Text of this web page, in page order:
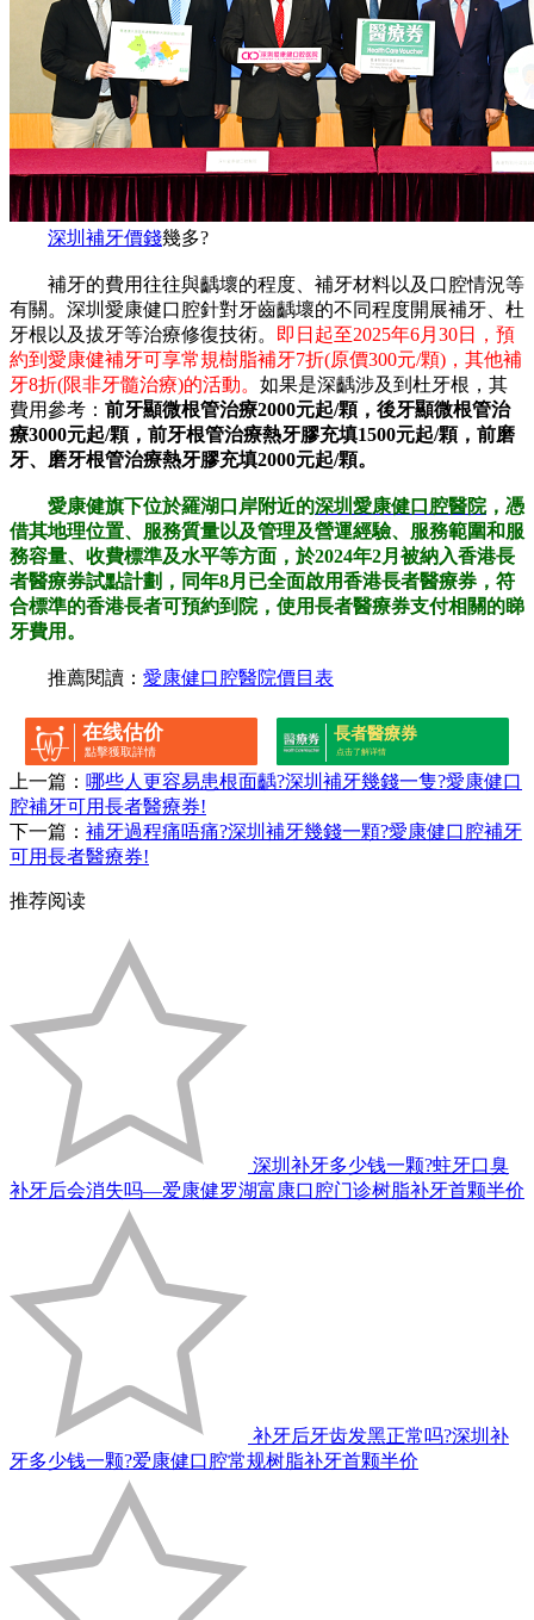
深圳補牙價錢幾多?
補牙的費用往往與齲壞的程度、補牙材料以及口腔情況等
有關。深圳愛康健口腔針對牙齒齲壞的不同程度開展補牙、杜
牙根以及拔牙等治療修復技術。
即日起至2025年6月30日，預
約到愛康健補牙可享常規樹脂補牙7折(原價300元/顆)，其他補
牙8折(限非牙髓治療)的活動。 如果是深齲涉及到杜牙根，其
費用參考： 前牙顯微根管治療2000元起/顆，後牙顯微根管治
療3000元起/顆，前牙根管治療熱牙膠充填1500元起/顆，前磨
牙、磨牙根管治療熱牙膠充填2000元起/顆。
愛康健旗下位於羅湖口岸附近的深圳愛康健口腔醫院，憑
借其地理位置、服務質量以及管理及營運經驗、服務範圍和服
務容量、收費標準及水平等方面，於2024年2月被納入香港長
者醫療券試點計劃，同年8月已全面啟用香港長者醫療券，符
合標準的香港長者可預約到院，使用長者醫療券支付相關的睇
牙費用。
推薦閱讀： 愛康健口腔醫院價目表
在线估价
點擊獲取詳情
長者醫療券
点击了解详情
上一篇： 哪些人更容易患根面齲?深圳補牙幾錢一隻?愛康健口
腔補牙可用長者醫療券!
下一篇： 補牙過程痛唔痛?深圳補牙幾錢一顆?愛康健口腔補牙
可用長者醫療券!
推荐阅读
深圳补牙多少钱一颗?蛀牙口臭
补牙后会消失吗—爱康健罗湖富康口腔门诊树脂补牙首颗半价
补牙后牙齿发黑正常吗?深圳补
牙多少钱一颗?爱康健口腔常规树脂补牙首颗半价